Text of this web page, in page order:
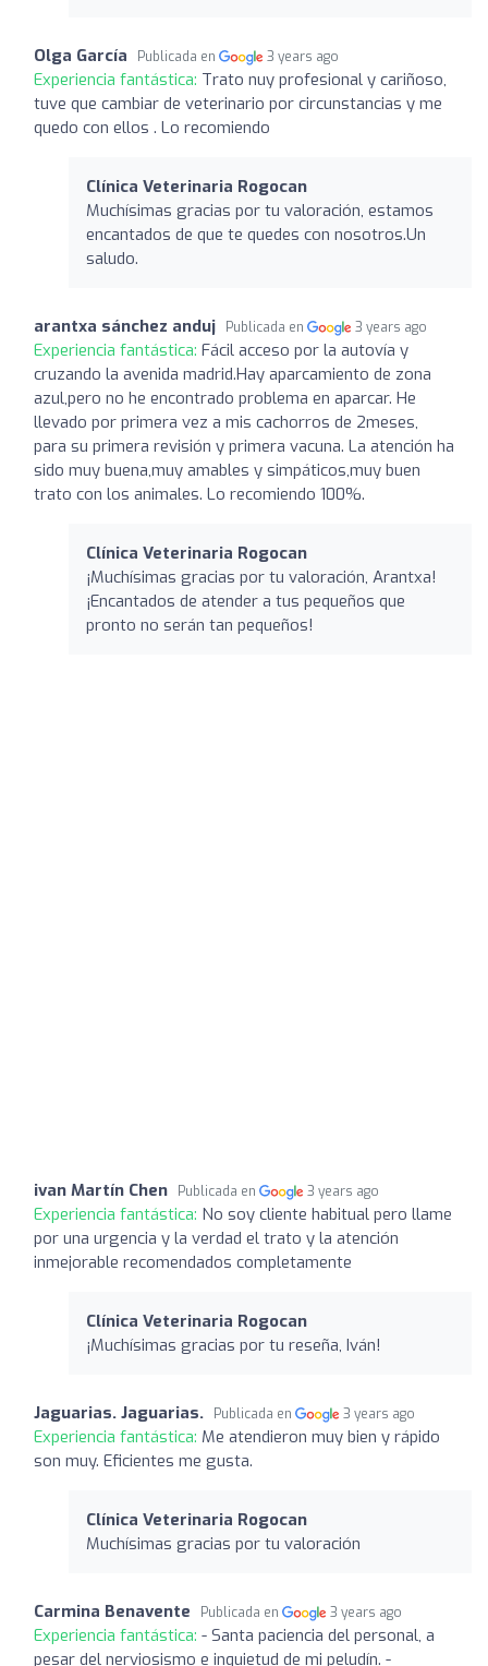
Olga García Publicada en 3 years ago
Experiencia fantástica: Trato nuy profesional y cariñoso,
tuve que cambiar de veterinario por circunstancias y me
quedo con ellos . Lo recomiendo
Clínica Veterinaria Rogocan
Muchísimas gracias por tu valoración, estamos
encantados de que te quedes con nosotros.Un
saludo.
arantxa sánchez anduj Publicada en 3 years ago
Experiencia fantástica: Fácil acceso por la autovía y
cruzando la avenida madrid.Hay aparcamiento de zona
azul,pero no he encontrado problema en aparcar. He
llevado por primera vez a mis cachorros de 2meses,
para su primera revisión y primera vacuna. La atención ha
sido muy buena,muy amables y simpáticos,muy buen
trato con los animales. Lo recomiendo 100%.
Clínica Veterinaria Rogocan
¡Muchísimas gracias por tu valoración, Arantxa!
¡Encantados de atender a tus pequeños que
pronto no serán tan pequeños!
ivan Martín Chen Publicada en 3 years ago
Experiencia fantástica: No soy cliente habitual pero llame
por una urgencia y la verdad el trato y la atención
inmejorable recomendados completamente
Clínica Veterinaria Rogocan
¡Muchísimas gracias por tu reseña, Iván!
Jaguarias. Jaguarias. Publicada en 3 years ago
Experiencia fantástica: Me atendieron muy bien y rápido
son muy. Eficientes me gusta.
Clínica Veterinaria Rogocan
Muchísimas gracias por tu valoración
Carmina Benavente Publicada en 3 years ago
Experiencia fantástica: - Santa paciencia del personal, a
pesar del nerviosismo e inquietud de mi peludín. -